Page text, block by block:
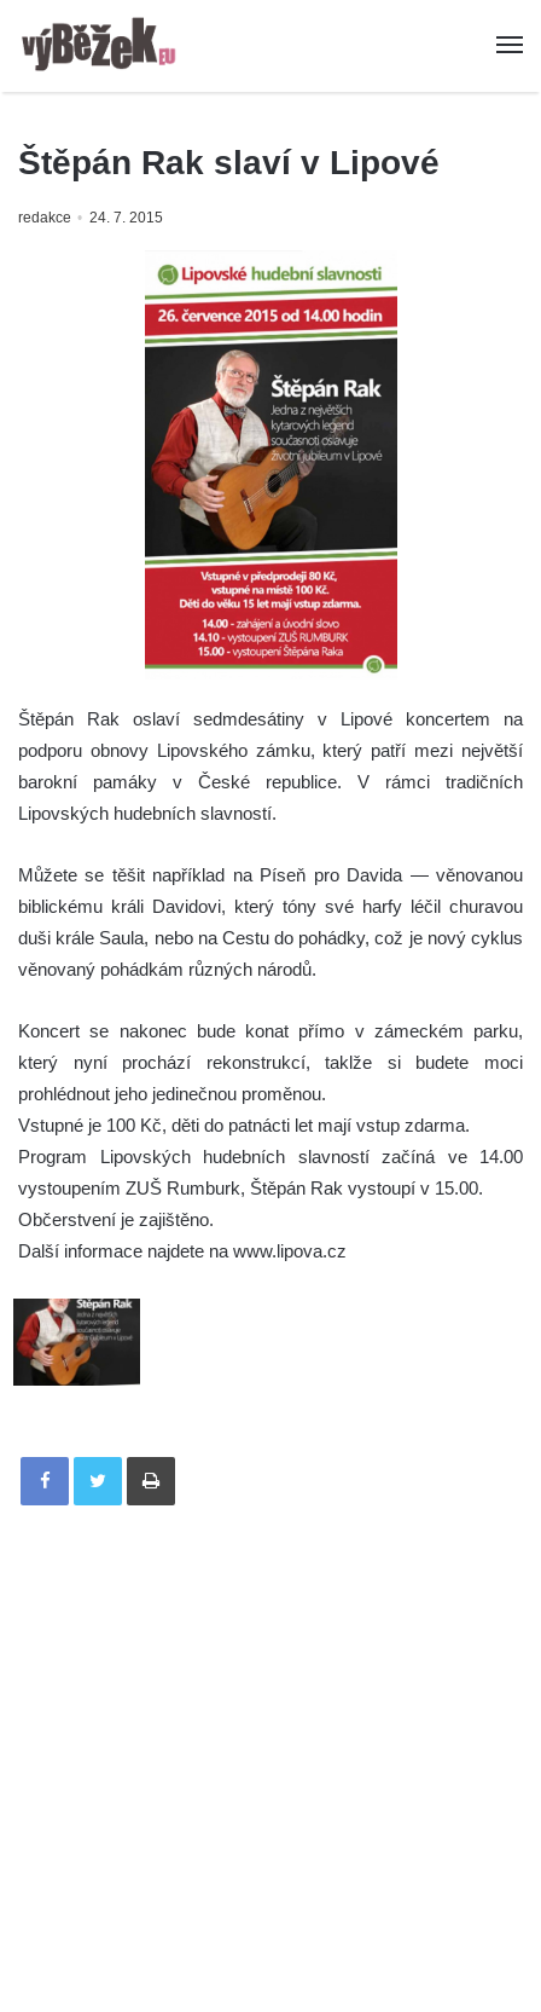
Štěpán Rak slaví v Lipové
redakce 24. 7. 2015
Štěpán Rak oslaví sedmdesátiny v Lipové koncertem na
podporu obnovy Lipovského zámku, který patří mezi největší
barokní pamáky v České republice. V rámci tradičních
Lipovských hudebních slavností.
Můžete se těšit například na Píseň pro Davida — věnovanou
biblickému králi Davidovi, který tóny své harfy léčil churavou
duši krále Saula, nebo na Cestu do pohádky, což je nový cyklus
věnovaný pohádkám různých národů.
Koncert se nakonec bude konat přímo v zámeckém parku,
který nyní prochází rekonstrukcí, taklže si budete moci
prohlédnout jeho jedinečnou proměnou.
Vstupné je 100 Kč, děti do patnácti let mají vstup zdarma.
Program Lipovských hudebních slavností začíná ve 14.00
vystoupením ZUŠ Rumburk, Štěpán Rak vystoupí v 15.00.
Občerstvení je zajištěno.
Další informace najdete na www.lipova.cz
Tisknout